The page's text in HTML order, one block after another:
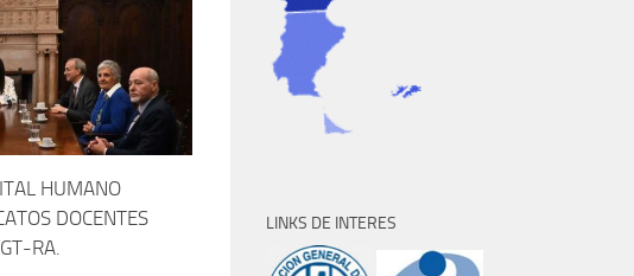
HUMANO
DOCENTES
RA.
LINKS DE INTERES